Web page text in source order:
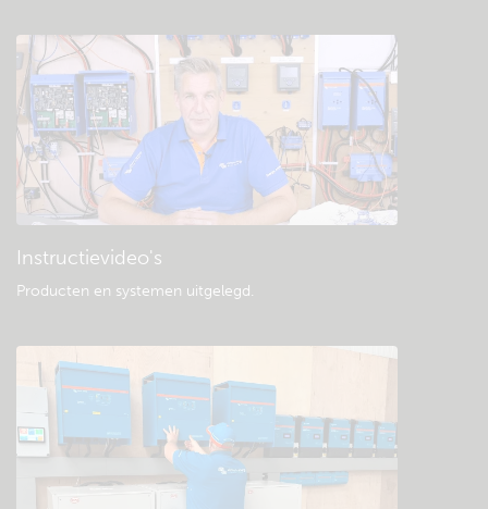
Instructievideo's
Producten en systemen uitgelegd.